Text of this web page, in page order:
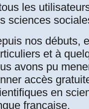
les
sciences
nos débuts,
et à
avons pu
accès
en
française.